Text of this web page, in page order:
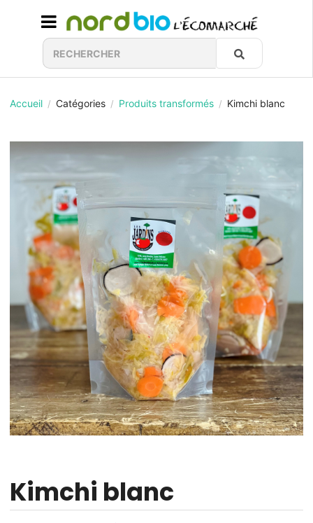
Accueil / Catégories / Produits transformés / Kimchi blanc
Kimchi blanc